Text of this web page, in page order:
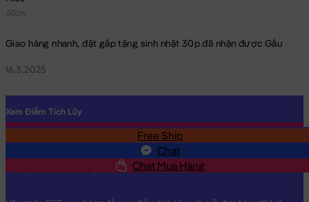
50cm
Giao hàng nhanh, đặt gấp tặng sinh nhật 30p đã nhận được Gấu
16.3.2025
Free Ship
Chat
Chat Mua Hàng
Xem Điểm Tích Lũy